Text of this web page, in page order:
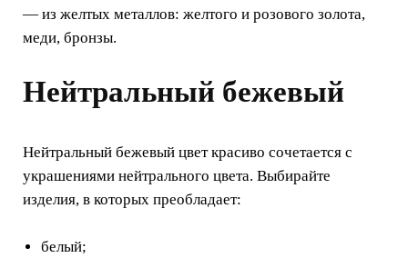
— из желтых металлов: желтого и розового золота,
меди, бронзы.
Нейтральный бежевый
Нейтральный бежевый цвет красиво сочетается с
украшениями нейтрального цвета. Выбирайте
изделия, в которых преобладает:
белый;